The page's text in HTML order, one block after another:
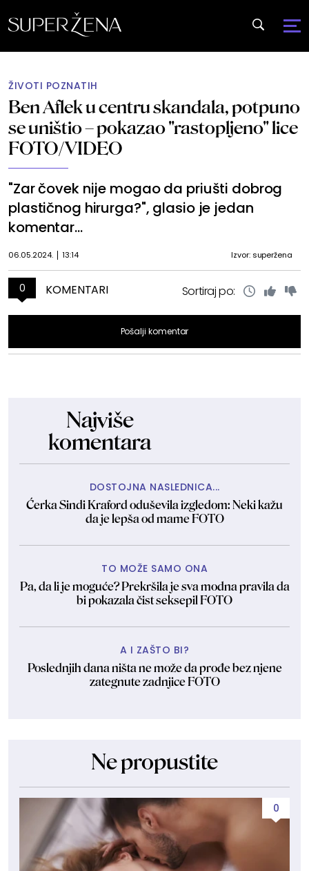
ŽIVOTI POZNATIH
Ben Aflek u centru skandala, potpuno
se uništio – pokazao "rastopljeno" lice
FOTO/VIDEO
"Zar čovek nije mogao da priušti dobrog
plastičnog hirurga?", glasio je jedan
komentar...
06.05.2024. 13:14 Izvor: superžena
0 KOMENTARI Sortiraj po:
Pošalji komentar
Najviše
komentara
DOSTOJNA NASLEDNICA...
Ćerka Sindi Kraford oduševila izgledom: Neki kažu
da je lepša od mame FOTO
TO MOŽE SAMO ONA
Pa, da li je moguće? Prekršila je sva modna pravila da
bi pokazala čist seksepil FOTO
A I ZAŠTO BI?
Poslednjih dana ništa ne može da prođe bez njene
zategnute zadnjice FOTO
Ne propustite
0